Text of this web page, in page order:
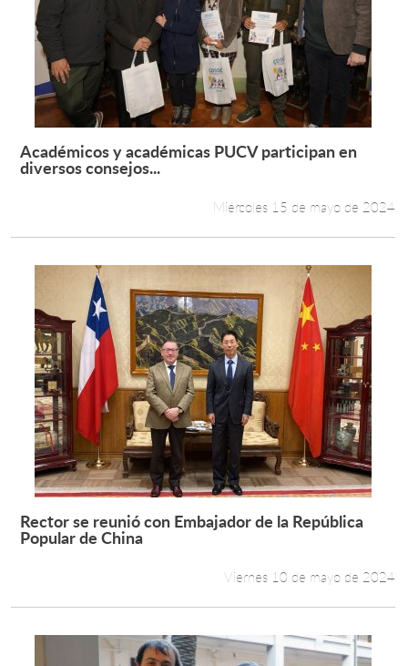
Leer más +
Académicos y académicas PUCV participan en
diversos consejos...
Miércoles 15 de mayo de 2024
Leer más +
Rector se reunió con Embajador de la República
Popular de China
Viernes 10 de mayo de 2024